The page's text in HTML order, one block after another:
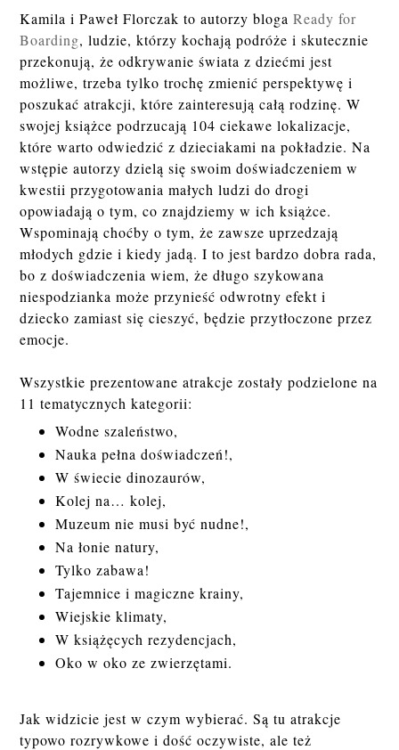
Kamila i Paweł Florczak to autorzy blogaReady for
Boarding, ludzie, którzy kochają podróże i skutecznie
przekonują, że odkrywanie świata z dziećmi jest
możliwe, trzeba tylko trochę zmienić perspektywę i
poszukać atrakcji, które zainteresują całą rodzinę. W
swojej książce podrzucają 104 ciekawe lokalizacje,
które warto odwiedzić z dzieciakami na pokładzie. Na
wstępie autorzy dzielą się swoim doświadczeniem w
kwestii przygotowania małych ludzi do drogi
opowiadają o tym, co znajdziemy w ich książce.
Wspominają choćby o tym, że zawsze uprzedzają
młodych gdzie i kiedy jadą. I to jest bardzo dobra rada,
bo z doświadczenia wiem, że długo szykowana
niespodzianka może przynieść odwrotny efekt i
dziecko zamiast się cieszyć, będzie przytłoczone przez
emocje.
Wszystkie prezentowane atrakcje zostały podzielone na
11 tematycznych kategorii:
Wodne szaleństwo,
Nauka pełna doświadczeń!,
W świecie dinozaurów,
Kolej na… kolej,
Muzeum nie musi być nudne!,
Na łonie natury,
Tylko zabawa!
Tajemnice i magiczne krainy,
Wiejskie klimaty,
W książęcych rezydencjach,
Oko w oko ze zwierzętami.
Jak widzicie jest w czym wybierać. Są tu atrakcje
typowo rozrywkowe i dość oczywiste, ale też